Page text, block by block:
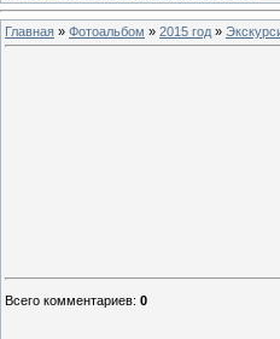
Главная » Фотоальбом » 2015 год »
Всего комментариев: 0